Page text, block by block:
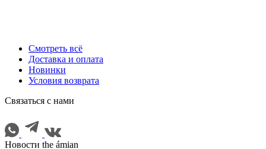
Смотреть всё
Доставка и оплата
Новинки
Условия возврата
Cвязаться с нами
Новости the ámian